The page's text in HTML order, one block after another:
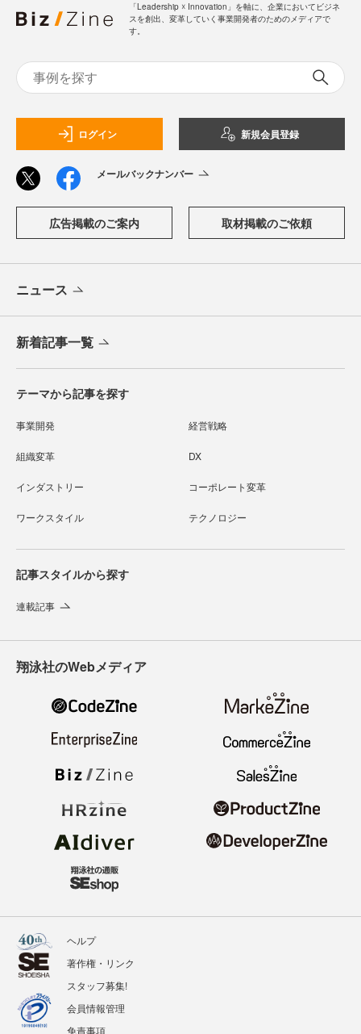
「Leadership ☓ Innovation」を軸に、企業においてビジネ
スを創出、変革していく事業開発者のためのメディアで
す。
ログイン 新規会員登録
メールバックナンバー
広告掲載のご案内 取材掲載のご依頼
ニュース
新着記事一覧
テーマから記事を探す
事業開発 経営戦略
組織変革 DX
インダストリー コーポレート変革
ワークスタイル テクノロジー
記事スタイルから探す
連載記事
翔泳社のWebメディア
ヘルプ
著作権・リンク
スタッフ募集!
会員情報管理
免責事項